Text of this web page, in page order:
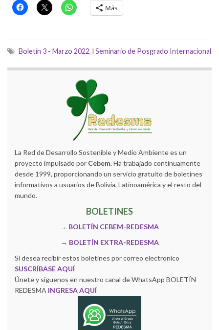
Más
Boletín 3 - Marzo 2022, l Seminario de Posgrado Internacional
La Red de Desarrollo Sostenible y Medio Ambiente es un
proyecto impulsado por Cebem. Ha trabajado continuamente
desde 1999, proporcionando un servicio gratuito de boletines
informativos a usuarios de Bolivia, Latinoamérica y el resto del
mundo.
BOLETINES
→ BOLETÍN CEBEM-REDESMA
→ BOLETÍN EXTRA-REDESMA
Si desea recibir estos boletines por correo electronico
SUSCRÍBASE AQUÍ
Únete y siguenos en nuestro canal de WhatsApp BOLETÍN
REDESMA INGRESA AQUÍ